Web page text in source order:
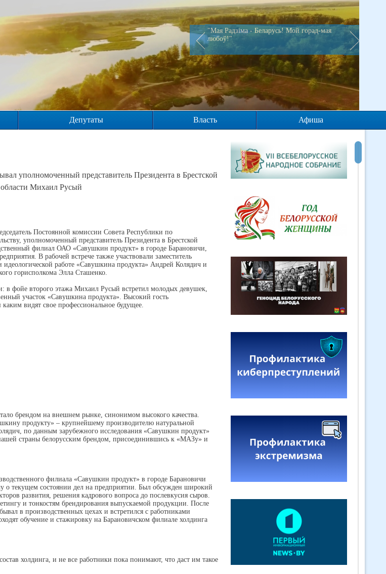
"Мая Радзiма - Беларусь! Мой горад-мая
любоў!"
Депутаты Власть Афиша
уполномоченный представитель Президента в Брестской
области Михаил Русый
Постоянной комиссии Совета Республики по
уполномоченный представитель Президента в Брестской
филиал ОАО «Савушкин продукт» в городе Барановичи,
В рабочей встрече также участвовали заместитель
работе «Савушкина продукта» Андрей Колядич и
горисполкома Элла Сташенко.
в фойе второго этажа Михаил Русый встретил молодых девушек,
участок «Савушкина продукта». Высокий гость
каким видят свое профессиональное будущее.
брендом на внешнем рынке, синонимом высокого качества.
продукту» – крупнейшему производителю натуральной
по данным зарубежного исследования «Савушкин продукт»
страны белорусским брендом, присоединившись к «МАЗу» и
филиала «Савушкин продукт» в городе Барановичи
о текущем состоянии дел на предприятии. Был обсужден широкий
развития, решения кадрового вопроса до послевкусия сыров.
и тонкостям брендирования выпускаемой продукции. После
в производственных цехах и встретился с работниками
обучение и стажировку на Барановичском филиале холдинга
холдинга, и не все работники пока понимают, что даст им такое